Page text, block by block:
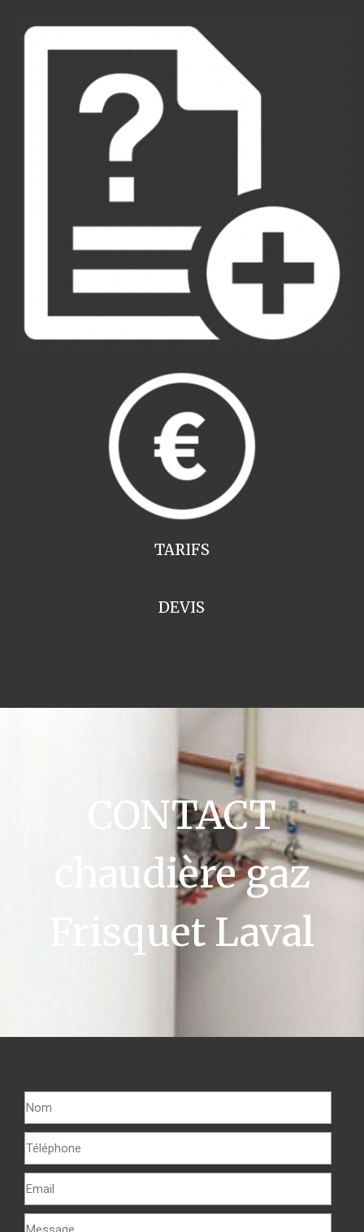
TARIFS
DEVIS
CONTACT
chaudière gaz
Frisquet Laval